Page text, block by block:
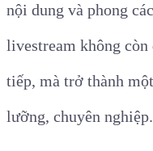
nội dung và phong
livestream không
tiếp, mà trở thành
lưỡng, chuyên nghiệp.